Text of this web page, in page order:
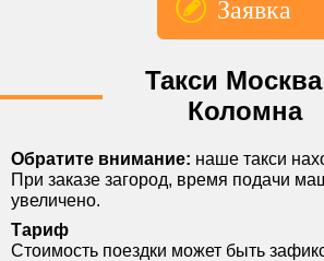
Заявка
*Откуда
*Тел.
*Форма оплаты
Такси
Коломна
Обратите внимание: наше такси
При заказе загород, время подачи
увеличено.
Тариф
Стоимость поездки может быть